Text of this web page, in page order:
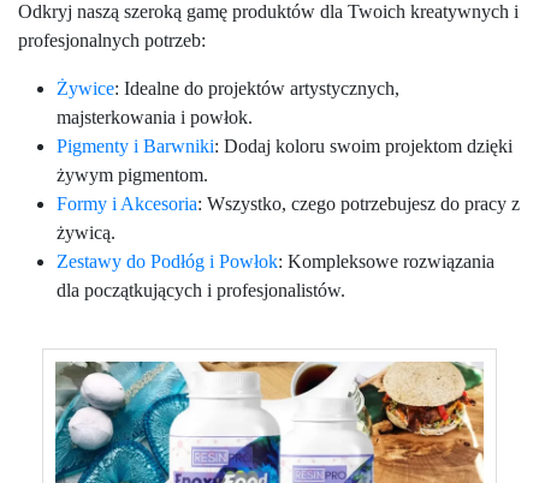
Odkryj naszą szeroką gamę produktów dla Twoich kreatywnych i
profesjonalnych potrzeb:
Żywice: Idealne do projektów artystycznych,
majsterkowania i powłok.
Pigmenty i Barwniki: Dodaj koloru swoim projektom dzięki
żywym pigmentom.
Formy i Akcesoria: Wszystko, czego potrzebujesz do pracy z
żywicą.
Zestawy do Podłóg i Powłok: Kompleksowe rozwiązania
dla początkujących i profesjonalistów.